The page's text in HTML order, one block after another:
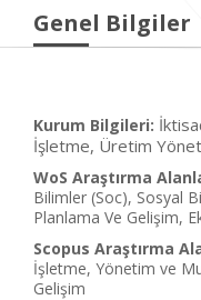
Genel Bilgiler
Kurum Bilgileri:
İşletme, Üretim
WoS Araştırma
Bilimler (Soc), Sosyal
Planlama Ve Gelişim,
Scopus Araştırma
İşletme, Yönetim ve
Gelişim